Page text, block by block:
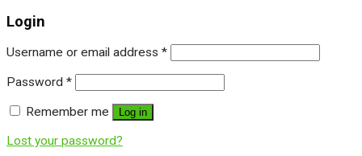
Login
Username or email address *
Password *
Remember me Log in
Lost your password?